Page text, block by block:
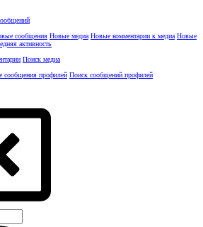
сообщения Новые медиа Новые комментарии к медиа Новые
активность
Поиск медиа
сообщения профилей Поиск сообщений профилей